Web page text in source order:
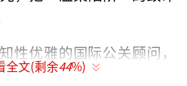
性优雅的国际公关顾问，
织“赫尔墨斯”的核心成
全文(剩余44%)